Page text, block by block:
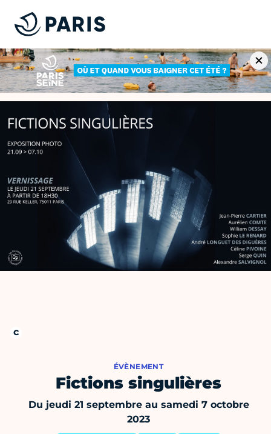
ÉVÈNEMENT
Fictions singulières
Du jeudi 21 septembre au samedi 7 octobre
2023